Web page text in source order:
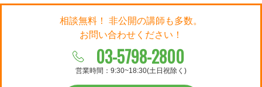
相談無料！ 非公開の講師も多数。
お問い合わせください！
03-5798-2800
営業時間：9:30~18:30(土日祝除く)